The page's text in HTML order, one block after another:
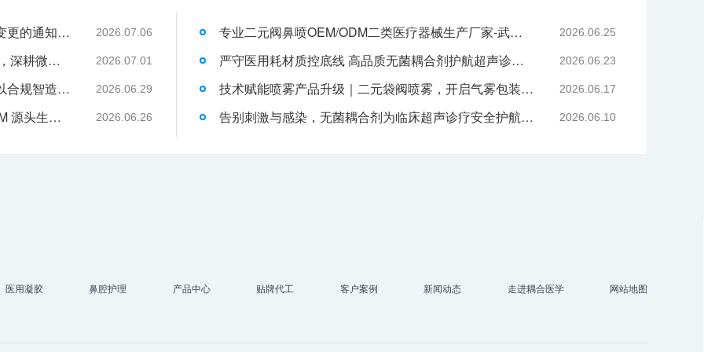
关于消毒型医用超声耦合剂外包装装箱方式变更的通知-武汉耦合医学 2026.07.06
武汉耦合医学：聚焦一次性切口保护套OEM，深耕微创耗材定制代工领域 2026.07.01
液体伤口敷料代工行业升级，武汉耦合医学以合规智造赋能品牌发展 2026.06.29
武汉耦合医学｜专业二类妇科凝胶 OEM/ODM 源头生产厂家 2026.06.26
专业二元阀鼻喷OEM/ODM二类医疗器械生产厂家-武汉耦合医学 2026.06.25
严守医用耗材质控底线 高品质无菌耦合剂护航超声诊疗院感安全-武汉耦合医学 2026.06.23
技术赋能喷雾产品升级｜二元袋阀喷雾，开启气雾包装新工艺时代 2026.06.17
告别刺激与感染，无菌耦合剂为临床超声诊疗安全护航-武汉耦合医学 2026.06.10
医用凝胶 鼻腔护理 产品中心 贴牌代工 客户案例 新闻动态 走进耦合医学 网站地图